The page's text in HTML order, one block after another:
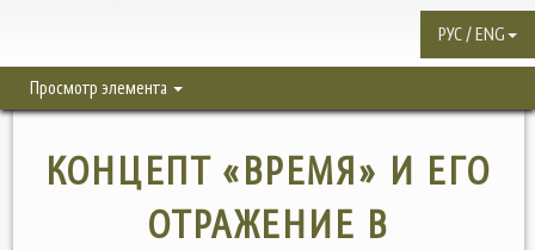
РУС / ENG
Просмотр элемента
КОНЦЕПТ «ВРЕМЯ» И ЕГО
ОТРАЖЕНИЕ В